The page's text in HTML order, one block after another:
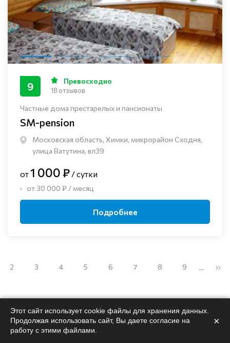
Частные дома престарелых и пансионаты
SM-pension
Московская область, Химки, микрорайон Сходня,
улица Ватутина, вл39
9 Превосходно
18 отзывов
от1 000 ₽ / сутки
от 30 000 ₽ / месяц
Подробнее
2 3 4 5 6 7 8 9 … ››
Поможемподобрать
Этот сайт использует cookie файлы для хранения данных.
Продолжая использовать сайт, Вы даете согласие на
работу с этими файлами.
×